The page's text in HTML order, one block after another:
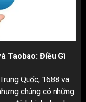
Taobao: Điều Gì
Quốc, 1688 và
chúng có những